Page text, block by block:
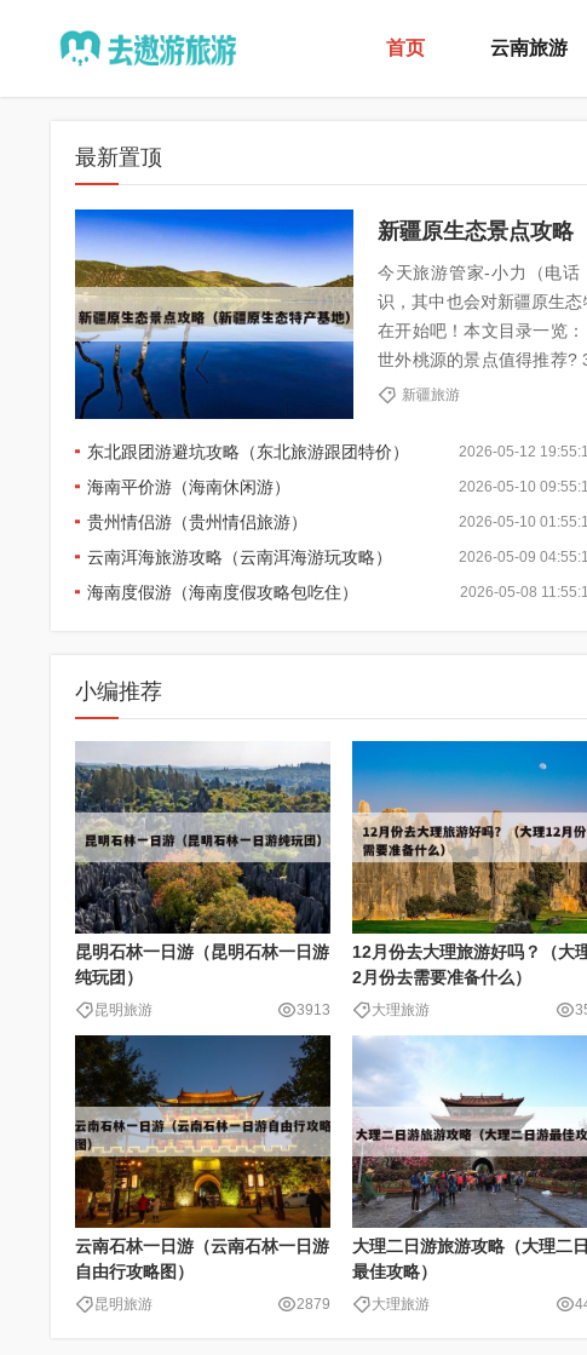
首页 云南旅游
最新置顶
新疆原生态景点攻略
今天旅游管家-小力（电话
识，其中也会对新疆原生
在开始吧！本文目录一览： 1、
世外桃源的景点值得推荐? 3、新疆托木尔峰国家级自然保护区游玩攻略 谁懂啊,终于有人把新疆伊犁8大
草原怎么选讲明白了 夏...
新疆旅游
2026-05-12
东北跟团游避坑攻略（东北旅游跟团特价）
2026-05-10
海南平价游（海南休闲游）
2026-05-10
贵州情侣游（贵州情侣旅游）
2026-05-09
云南洱海旅游攻略（云南洱海游玩攻略）
2026-05-08
海南度假游（海南度假攻略包吃住）
小编推荐
昆明石林一日游（昆明石林一日游
纯玩团）
昆明旅游 3913
12月份去大理旅游好吗？（大
2月份去需要准备什么）
大理旅游
云南石林一日游（云南石林一日游
自由行攻略图）
昆明旅游 2879
大理二日游旅游攻略（大理二
最佳攻略）
大理旅游